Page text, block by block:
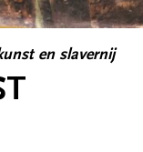
en slavernij